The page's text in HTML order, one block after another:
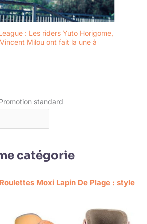
: Les riders Yuto Horigome,
Milou ont fait la une à
catégorie
Moxi Lapin De Plage : style